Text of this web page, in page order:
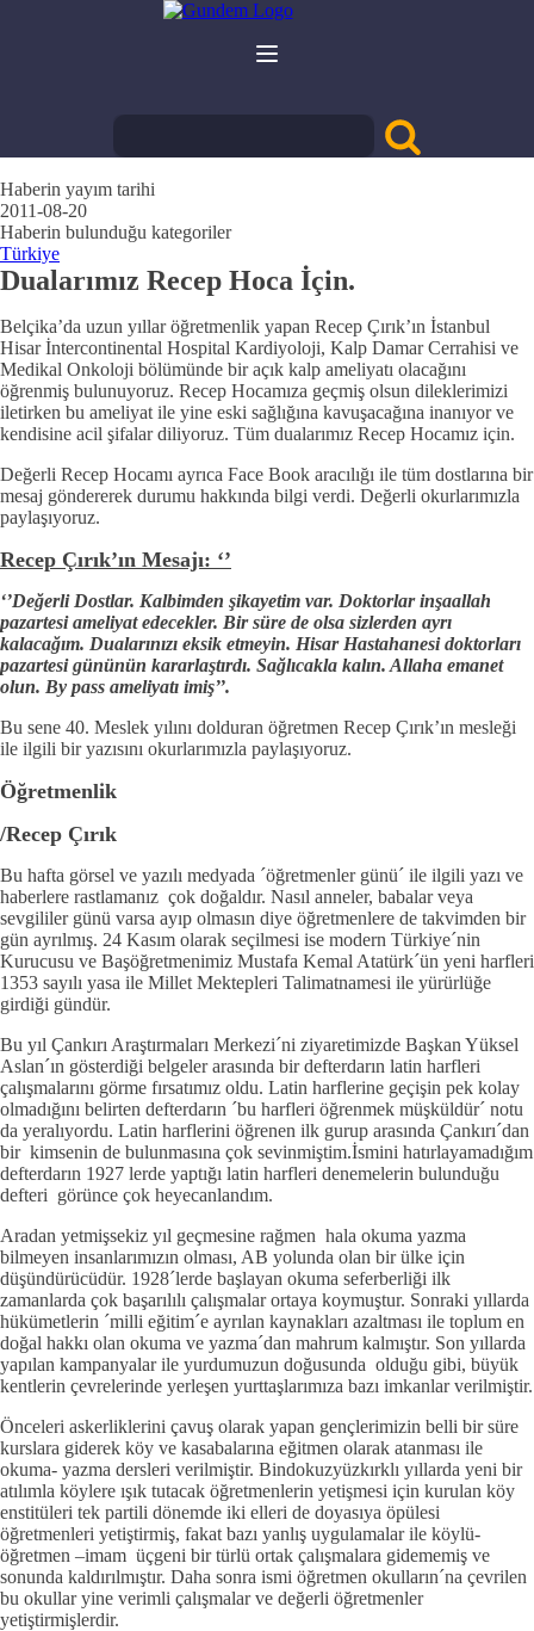
Haberin yayım tarihi
2011-08-20
Haberin bulunduğu kategoriler
Türkiye
Dualarımız Recep Hoca İçin.
Belçika’da uzun yıllar öğretmenlik yapan Recep Çırık’ın İstanbul
Hisar İntercontinental Hospital Kardiyoloji, Kalp Damar Cerrahisi ve
Medikal Onkoloji bölümünde bir açık kalp ameliyatı olacağını
öğrenmiş bulunuyoruz. Recep Hocamıza geçmiş olsun dileklerimizi
iletirken bu ameliyat ile yine eski sağlığına kavuşacağına inanıyor ve
kendisine acil şifalar diliyoruz. Tüm dualarımız Recep Hocamız için.
Değerli Recep Hocamı ayrıca Face Book aracılığı ile tüm dostlarına bir
mesaj göndererek durumu hakkında bilgi verdi. Değerli okurlarımızla
paylaşıyoruz.
Recep Çırık’ın Mesajı: ‘’
‘’Değerli Dostlar. Kalbimden şikayetim var. Doktorlar inşaallah
pazartesi ameliyat edecekler. Bir süre de olsa sizlerden ayrı
kalacağım. Dualarınızı eksik etmeyin. Hisar Hastahanesi doktorları
pazartesi gününün kararlaştırdı. Sağlıcakla kalın. Allaha emanet
olun. By pass ameliyatı imiş’’.
Bu sene 40. Meslek yılını dolduran öğretmen Recep Çırık’ın mesleği
ile ilgili bir yazısını okurlarımızla paylaşıyoruz.
Öğretmenlik
/Recep Çırık
Bu hafta görsel ve yazılı medyada ´öğretmenler günü´ ile ilgili yazı ve
haberlere rastlamanız çok doğaldır. Nasıl anneler, babalar veya
sevgililer günü varsa ayıp olmasın diye öğretmenlere de takvimden bir
gün ayrılmış. 24 Kasım olarak seçilmesi ise modern Türkiye´nin
Kurucusu ve Başöğretmenimiz Mustafa Kemal Atatürk´ün yeni harfleri
1353 sayılı yasa ile Millet Mektepleri Talimatnamesi ile yürürlüğe
girdiği gündür.
Bu yıl Çankırı Araştırmaları Merkezi´ni ziyaretimizde Başkan Yüksel
Aslan´ın gösterdiği belgeler arasında bir defterdarın latin harfleri
çalışmalarını görme fırsatımız oldu. Latin harflerine geçişin pek kolay
olmadığını belirten defterdarın ´bu harfleri öğrenmek müşküldür´ notu
da yeralıyordu. Latin harflerini öğrenen ilk gurup arasında Çankırı´dan
bir kimsenin de bulunmasına çok sevinmiştim.İsmini hatırlayamadığım
defterdarın 1927 lerde yaptığı latin harfleri denemelerin bulunduğu
defteri görünce çok heyecanlandım.
Aradan yetmişsekiz yıl geçmesine rağmen hala okuma yazma
bilmeyen insanlarımızın olması, AB yolunda olan bir ülke için
düşündürücüdür. 1928´lerde başlayan okuma seferberliği ilk
zamanlarda çok başarılılı çalışmalar ortaya koymuştur. Sonraki yıllarda
hükümetlerin ´milli eğitim´e ayrılan kaynakları azaltması ile toplum en
doğal hakkı olan okuma ve yazma´dan mahrum kalmıştır. Son yıllarda
yapılan kampanyalar ile yurdumuzun doğusunda olduğu gibi, büyük
kentlerin çevrelerinde yerleşen yurttaşlarımıza bazı imkanlar verilmiştir.
Önceleri askerliklerini çavuş olarak yapan gençlerimizin belli bir süre
kurslara giderek köy ve kasabalarına eğitmen olarak atanması ile
okuma- yazma dersleri verilmiştir. Bindokuzyüzkırklı yıllarda yeni bir
atılımla köylere ışık tutacak öğretmenlerin yetişmesi için kurulan köy
enstitüleri tek partili dönemde iki elleri de doyasıya öpülesi
öğretmenleri yetiştirmiş, fakat bazı yanlış uygulamalar ile köylü-
öğretmen –imam üçgeni bir türlü ortak çalışmalara gidememiş ve
sonunda kaldırılmıştır. Daha sonra ismi öğretmen okulların´na çevrilen
bu okullar yine verimli çalışmalar ve değerli öğretmenler
yetiştirmişlerdir.